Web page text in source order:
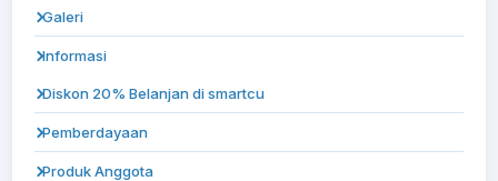
Galeri
Informasi
Diskon 20% Belanjan di smartcu
Pemberdayaan
Produk Anggota